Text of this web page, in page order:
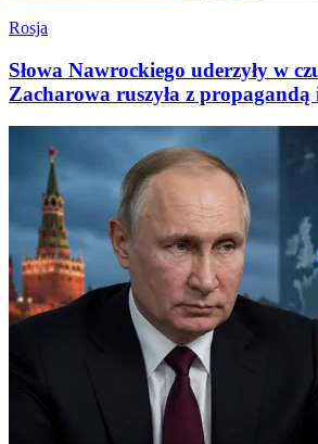
Rosja
Słowa Nawrockiego uderzyły w
Zacharowa ruszyła z